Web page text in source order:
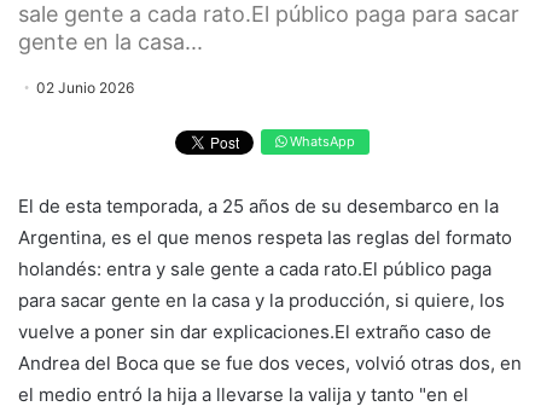
sale gente a cada rato.El público paga para sacar
gente en la casa...
02 Junio 2026
WhatsApp
El de esta temporada, a 25 años de su desembarco en la
Argentina, es el que menos respeta las reglas del formato
holandés: entra y sale gente a cada rato.El público paga
para sacar gente en la casa y la producción, si quiere, los
vuelve a poner sin dar explicaciones.El extraño caso de
Andrea del Boca que se fue dos veces, volvió otras dos, en
el medio entró la hija a llevarse la valija y tanto "en el